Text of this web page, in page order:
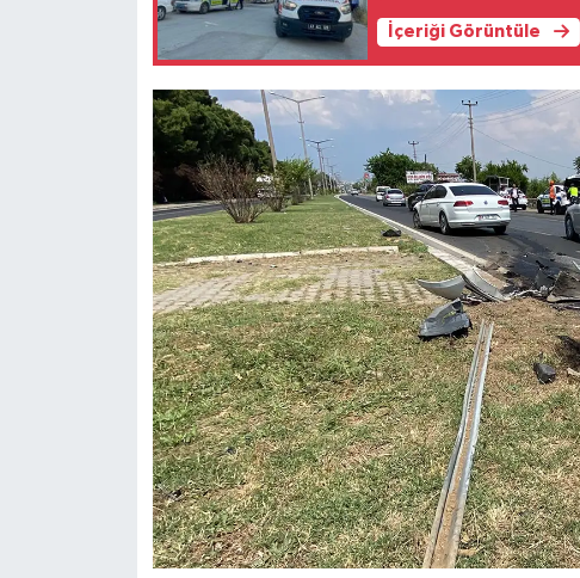
İçeriği Görüntüle
Köşe Yazıları
Kültür Sanat
Otomobil